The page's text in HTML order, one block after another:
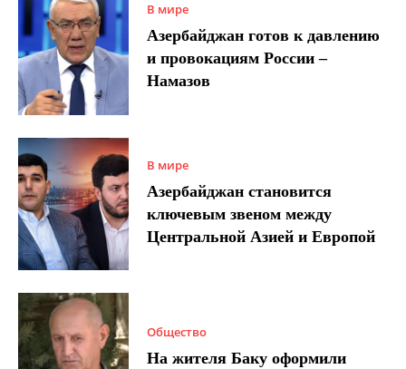
В мире
Азербайджан готов к давлению
и провокациям России –
Намазов
В мире
Азербайджан становится
ключевым звеном между
Центральной Азией и Европой
Общество
На жителя Баку оформили